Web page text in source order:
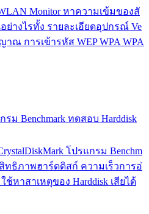
Monitor หาความเข้มของสั
ย่างไรทั้ง รายละเอียดอุปกรณ์ Ve
ณ การเข้ารหัส WEP WPA WPA
รม Benchmark ทดสอบ Harddisk
โปรแกรม Benchm
ทธิภาพฮาร์ดดิสก์ ความเร็วการอ่
ช้หาสาเหตุของ Harddisk เสียได้